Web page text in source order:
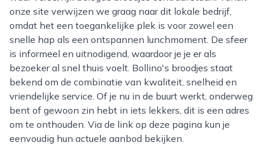
onze site verwijzen we graag naar dit lokale bedrijf,
omdat het een toegankelijke plek is voor zowel een
snelle hap als een ontspannen lunchmoment. De sfeer
is informeel en uitnodigend, waardoor je je er als
bezoeker al snel thuis voelt. Bollino's broodjes staat
bekend om de combinatie van kwaliteit, snelheid en
vriendelijke service. Of je nu in de buurt werkt, onderweg
bent of gewoon zin hebt in iets lekkers, dit is een adres
om te onthouden. Via de link op deze pagina kun je
eenvoudig hun actuele aanbod bekijken.